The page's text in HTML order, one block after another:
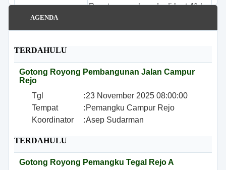
Pusat gempa berada di laut 41 km
Dirasakan II-III Morowali
AGENDA
TERDAHULU
Gotong Royong Pembangunan Jalan Campur
Rejo
Tgl
:23 November 2025 08:00:00
Tempat
: Pemangku Campur Rejo
Koordinator
:Asep Sudarman
TERDAHULU
Gotong Royong Pemangku Tegal Rejo A